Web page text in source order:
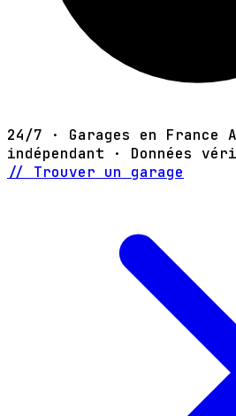
24/7 · Garages en France
indépendant · Données
// Trouver un garage